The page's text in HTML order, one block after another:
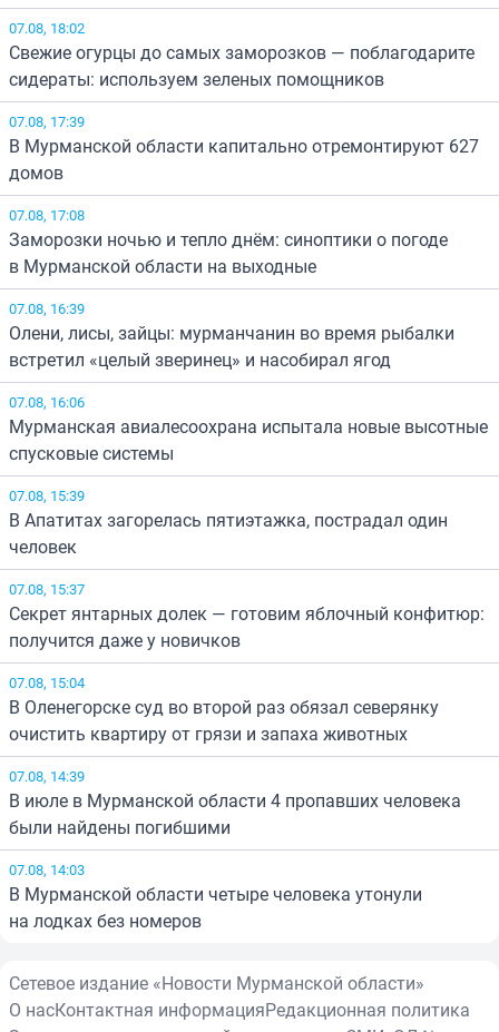
07.08, 18:02
Свежие огурцы до самых заморозков — поблагодарите
сидераты: используем зеленых помощников
07.08, 17:39
В Мурманской области капитально отремонтируют 627
домов
07.08, 17:08
Заморозки ночью и тепло днём: синоптики о погоде
в Мурманской области на выходные
07.08, 16:39
Олени, лисы, зайцы: мурманчанин во время рыбалки
встретил «целый зверинец» и насобирал ягод
07.08, 16:06
Мурманская авиалесоохрана испытала новые высотные
спусковые системы
07.08, 15:39
В Апатитах загорелась пятиэтажка, пострадал один
человек
07.08, 15:37
Секрет янтарных долек — готовим яблочный конфитюр:
получится даже у новичков
07.08, 15:04
В Оленегорске суд во второй раз обязал северянку
очистить квартиру от грязи и запаха животных
07.08, 14:39
В июле в Мурманской области 4 пропавших человека
были найдены погибшими
07.08, 14:03
В Мурманской области четыре человека утонули
на лодках без номеров
Сетевое издание «Новости Мурманской области»
О насКонтактная информацияРедакционная политика